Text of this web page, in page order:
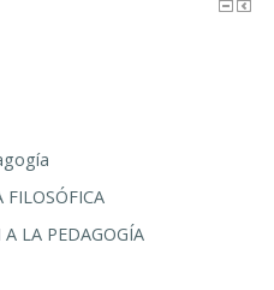
FILOSÓFICA
LA PEDAGOGÍA